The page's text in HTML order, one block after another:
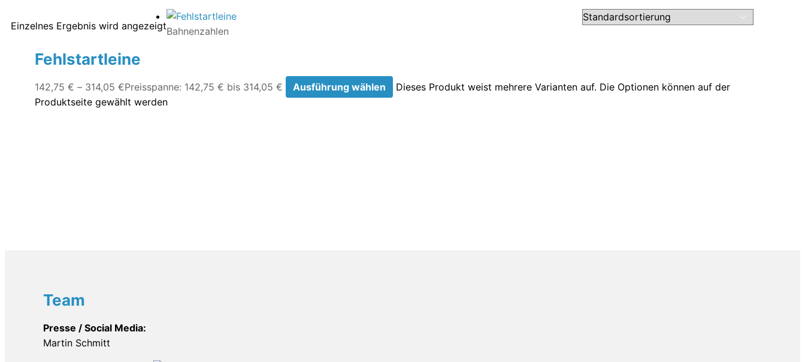
Einzelnes Ergebnis wird angezeigtBahnenzahlen
Fehlstartleine
142,75 € – 314,05 €Preisspanne: 142,75 € bis 314,05 € Ausführung wählen
Dieses Produkt weist mehrere Varianten auf. Die Optionen können auf der
Produktseite gewählt werden
Team
Presse / Social Media:
Martin Schmitt